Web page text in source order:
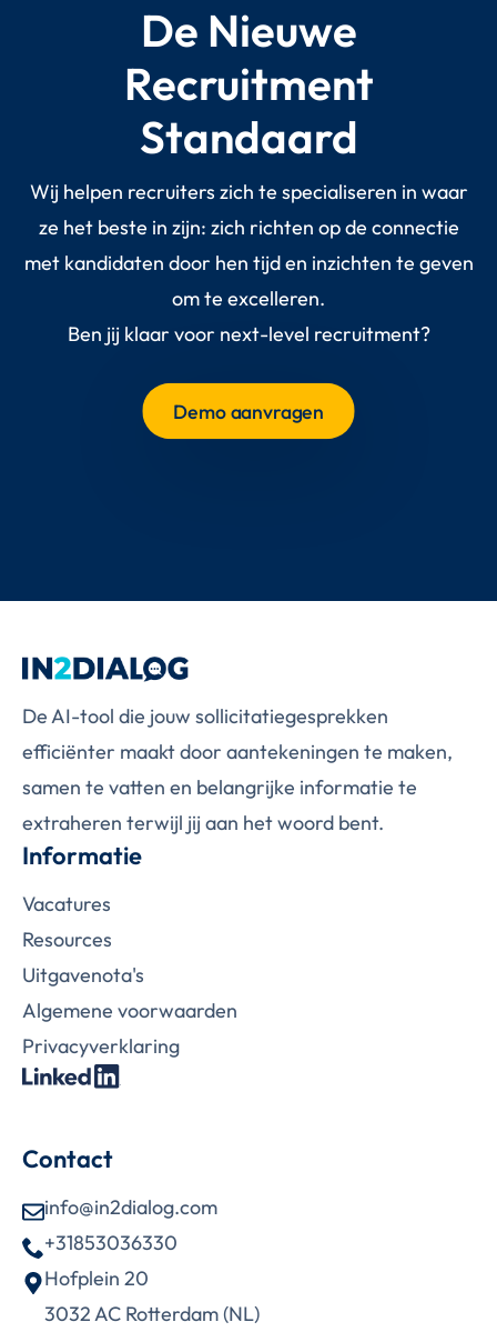
De Nieuwe
Recruitment
Standaard
Wij helpen recruiters zich te specialiseren in waar
ze het beste in zijn: zich richten op de connectie
met kandidaten door hen tijd en inzichten te geven
om te excelleren.
Ben jij klaar voor next-level recruitment?
Demo aanvragen
De AI-tool die jouw sollicitatiegesprekken
efficiënter maakt door aantekeningen te maken,
samen te vatten en belangrijke informatie te
extraheren terwijl jij aan het woord bent.
Informatie
Vacatures
Resources
Uitgavenota's
Algemene voorwaarden
Privacy­­­­­verklaring­
Contact
info@in2dialog.com
+31853036330
Hofplein 20
3032 AC Rotterdam (NL)